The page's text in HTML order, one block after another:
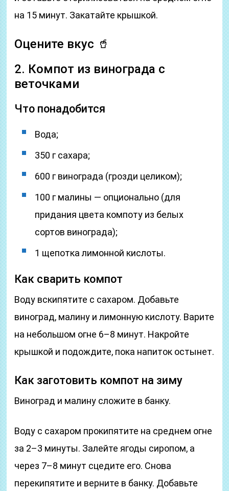
на 15 минут. Закатайте крышкой.
Оцените вкус 🥤
2. Компот из винограда с
веточками
Что понадобится
Вода;
350 г сахара;
600 г винограда (грозди целиком);
100 г малины — опционально (для
придания цвета компоту из белых
сортов винограда);
1 щепотка лимонной кислоты.
Как сварить компот
Воду вскипятите с сахаром. Добавьте
виноград, малину и лимонную кислоту. Варите
на небольшом огне 6–8 минут. Накройте
крышкой и подождите, пока напиток остынет.
Как заготовить компот на зиму
Виноград и малину сложите в банку.
Воду с сахаром прокипятите на среднем огне
за 2–3 минуты. Залейте ягоды сиропом, а
через 7–8 минут сцедите его. Снова
перекипятите и верните в банку. Добавьте